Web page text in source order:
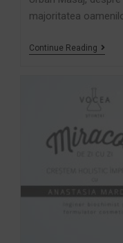
majoritatea
Continue Reading